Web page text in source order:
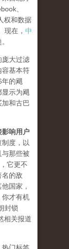
、
权和数据
现在， 中
庞大过滤
容基本符
年的飓
显示为飓
加和古巴
影响用户
度，以
那些被
它更不
的敌
国家，
你才有机
封锁
相关报道